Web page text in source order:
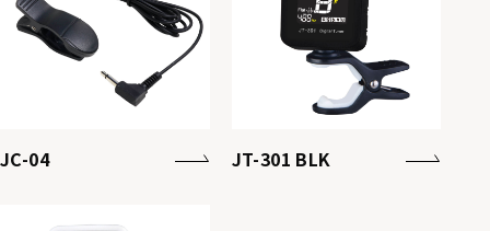
JC-04 JT-301 BLK